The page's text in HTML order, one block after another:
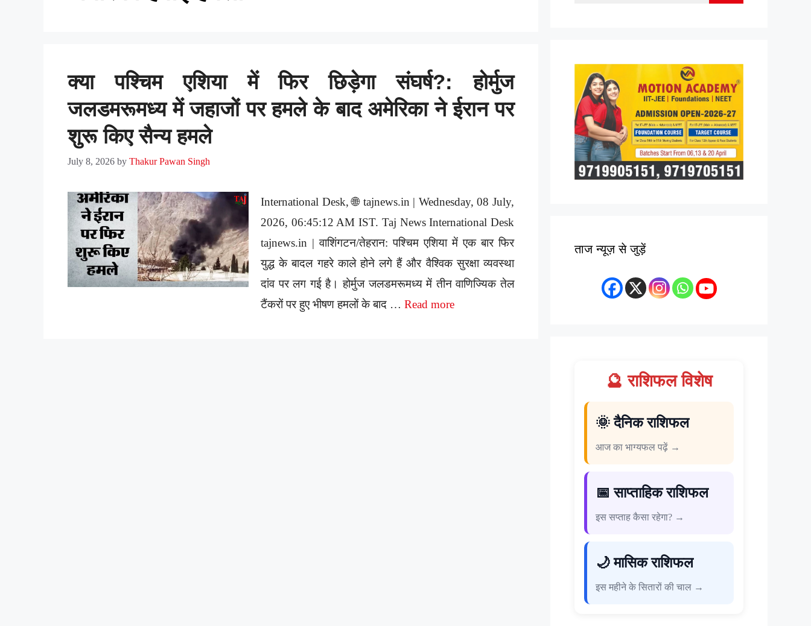
क्या पश्चिम एशिया में फिर छिड़ेगा संघर्ष?: होर्मुज
जलडमरूमध्य में जहाजों पर हमले के बाद अमेरिका ने ईरान पर
शुरू किए सैन्य हमले
July 8, 2026 by Thakur Pawan Singh
International Desk, 🌐 tajnews.in | Wednesday, 08 July,
2026, 06:45:12 AM IST. Taj News International Desk
tajnews.in | वाशिंगटन/तेहरान: पश्चिम एशिया में एक बार फिर
युद्ध के बादल गहरे काले होने लगे हैं और वैश्विक सुरक्षा व्यवस्था
दांव पर लग गई है। होर्मुज जलडमरूमध्य में तीन वाणिज्यिक तेल
टैंकरों पर हुए भीषण हमलों के बाद … Read more
ताज न्यूज़ से जुड़ें
🔮 राशिफल विशेष
🌞 दैनिक राशिफल
आज का भाग्यफल पढ़ें →
📅 साप्ताहिक राशिफल
इस सप्ताह कैसा रहेगा? →
🌙 मासिक राशिफल
इस महीने के सितारों की चाल →